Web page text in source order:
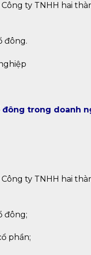
ty TNHH hai
đông.
đông trong doanh
ty TNHH hai
đông;
phần;